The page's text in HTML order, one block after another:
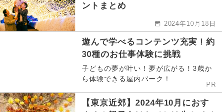
ントまとめ
2024年10月18日
遊んで学べるコンテンツ充実！約
30種のお仕事体験に挑戦
子どもの夢が叶い！夢が広がる！3歳か
ら体験できる屋内パーク！
PR
【東京近郊】2024年10月におす